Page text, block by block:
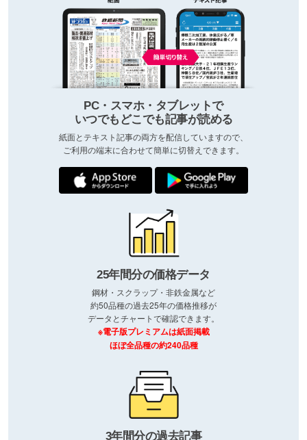
PC・スマホ・タブレットで
いつでもどこでも記事が読める
紙面とテキスト記事の両方を配信していますので、
ご利用の端末に合わせて簡単に切替えできます。
25年間分の価格データ
鋼材・スクラップ・非鉄金属など
約50品種の過去25年の価格推移が
データとチャートで確認できます。
※電子版プレミアムは紙面掲載
ほぼ全品種の約240品種
3年間分の過去記事